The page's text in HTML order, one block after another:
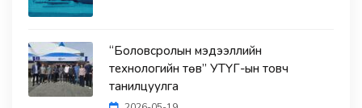
“Боловсролын мэдээллийн
технологийн төв” УТҮГ-ын товч
танилцуулга